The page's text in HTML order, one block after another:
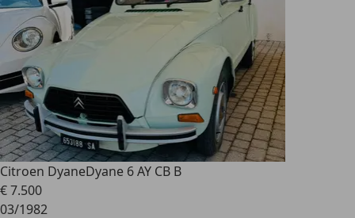
Citroen DyaneDyane 6 AY CB B
€ 7.500
03/1982